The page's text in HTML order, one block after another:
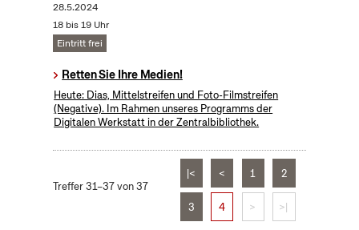
28.5.2024
18 bis 19 Uhr
Eintritt frei
Retten Sie Ihre Medien!
Heute: Dias, Mittelstreifen und Foto-Filmstreifen
(Negative). Im Rahmen unseres Programms der
Digitalen Werkstatt in der Zentralbibliothek.
Treffer 31–37 von 37
|< < 1 2
3 4 > >|